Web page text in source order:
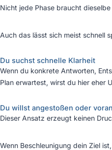
Nicht jede Phase braucht
Auch das lässt sich meist schnell
Du suchst schnelle Klarheit
Wenn du konkrete Antworten,
Plan erwartest, wirst du hier eher
Du willst angestoßen oder
Dieser Ansatz erzeugt keinen
Wenn Beschleunigung dein Ziel